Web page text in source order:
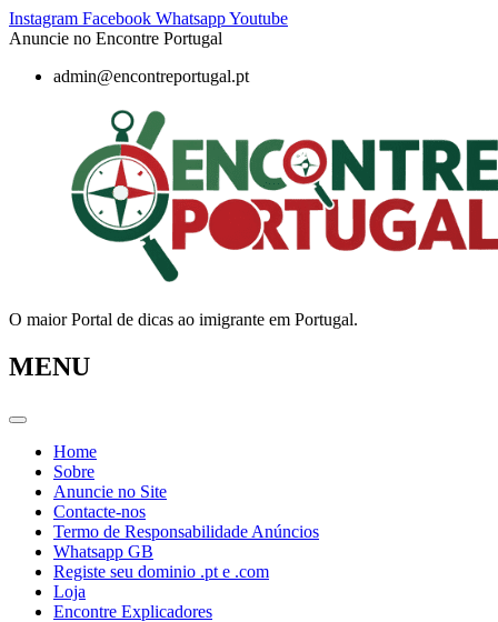
Pular
para
conteúdo
Instagram Facebook WhatsappYoutube
Anuncie no Encontre Portugal
admin@encontreportugal.pt
O maior Portal de dicas ao imigrante em Portugal.
MENU
Home
Sobre
Anuncie no Site
Contacte-nos
Termo de Responsabilidade Anúncios
Whatsapp GB
Registe seu dominio .pt e .com
Loja
Encontre Explicadores